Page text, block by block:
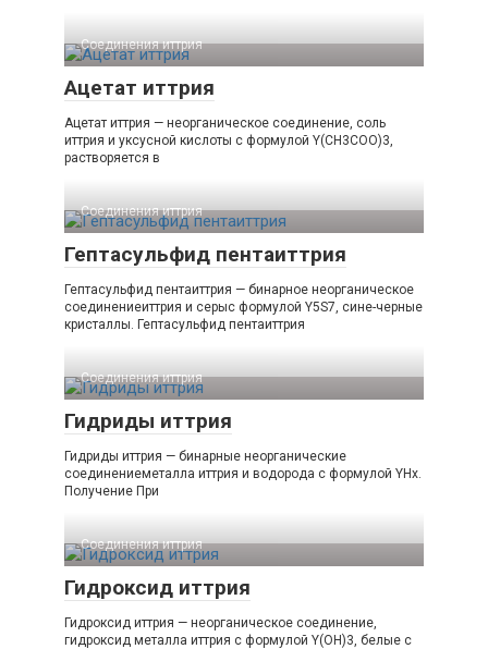
Соединения иттрия‎
Ацетат иттрия
Ацетат иттрия — неорганическое соединение, соль
иттрия и уксусной кислоты с формулой Y(CH3COO)3,
растворяется в
Соединения иттрия‎
Гептасульфид пентаиттрия
Гептасульфид пентаиттрия — бинарное неорганическое
соединениеиттрия и серыс формулой Y5S7, сине-черные
кристаллы. Гептасульфид пентаиттрия
Соединения иттрия‎
Гидриды иттрия
Гидриды иттрия — бинарные неорганические
соединениеметалла иттрия и водорода с формулой YHx.
Получение При
Соединения иттрия‎
Гидроксид иттрия
Гидроксид иттрия — неорганическое соединение,
гидроксид металла иттрия с формулой Y(OH)3, белые с